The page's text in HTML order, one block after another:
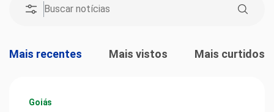
Mais recentes Mais vistos Mais curtidos
Goiás